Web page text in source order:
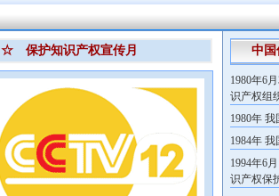
☆ 保护知识产权宣传月 中国
1980年6
识产权组
1980年
1984年
1994年6
识产权保